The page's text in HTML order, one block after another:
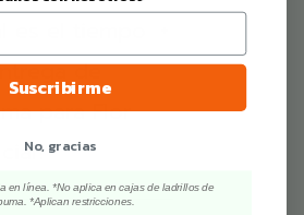
de
para Flor
Suscribirme
No, gracias
en línea. *No aplica en cajas de ladrillos de
*Aplican restricciones.